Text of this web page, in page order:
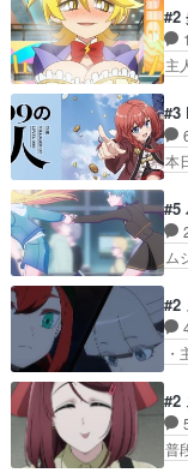
そ
大
視
き
落
も
￣
ん
と
暗
#2
主
登
な
バ
ル
部
特
で
#3
本
の
ウ
ス
浩
に
#5
ム
れ
こ
奮
ん
に
ェ
見
#2
主
浮
隕
で
#2
普